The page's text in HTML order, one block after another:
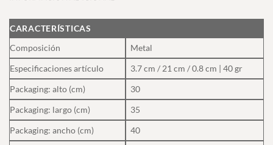
CARACTERÍSTICAS
Composición
Metal
Especificaciones artículo
3.7 cm / 21 cm / 0.8 cm | 40 gr
Packaging: alto (cm)
30
Packaging: largo (cm)
35
Packaging: ancho (cm)
40